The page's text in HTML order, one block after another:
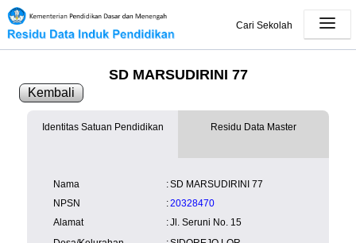
Cari Sekolah
SD MARSUDIRINI 77
Kembali
Identitas Satuan Pendidikan
Nama :SD MARSUDIRINI 77
NPSN
:20328470
Alamat
:Jl. Seruni No. 15
Residu Data Master